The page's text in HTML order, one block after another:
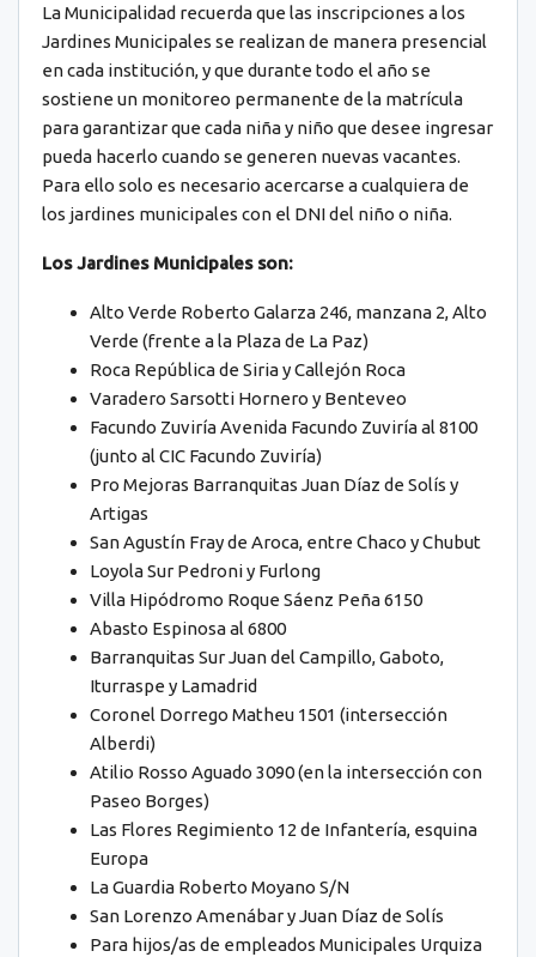
La Municipalidad recuerda que las inscripciones a los
Jardines Municipales se realizan de manera presencial
en cada institución, y que durante todo el año se
sostiene un monitoreo permanente de la matrícula
para garantizar que cada niña y niño que desee ingresar
pueda hacerlo cuando se generen nuevas vacantes.
Para ello solo es necesario acercarse a cualquiera de
los jardines municipales con el DNI del niño o niña.
Los Jardines Municipales son:
Alto Verde Roberto Galarza 246, manzana 2, Alto
Verde (frente a la Plaza de La Paz)
Roca República de Siria y Callejón Roca
Varadero Sarsotti Hornero y Benteveo
Facundo Zuviría Avenida Facundo Zuviría al 8100
(junto al CIC Facundo Zuviría)
Pro Mejoras Barranquitas Juan Díaz de Solís y
Artigas
San Agustín Fray de Aroca, entre Chaco y Chubut
Loyola Sur Pedroni y Furlong
Villa Hipódromo Roque Sáenz Peña 6150
Abasto Espinosa al 6800
Barranquitas Sur Juan del Campillo, Gaboto,
Iturraspe y Lamadrid
Coronel Dorrego Matheu 1501 (intersección
Alberdi)
Atilio Rosso Aguado 3090 (en la intersección con
Paseo Borges)
Las Flores Regimiento 12 de Infantería, esquina
Europa
La Guardia Roberto Moyano S/N
San Lorenzo Amenábar y Juan Díaz de Solís
Para hijos/as de empleados Municipales Urquiza